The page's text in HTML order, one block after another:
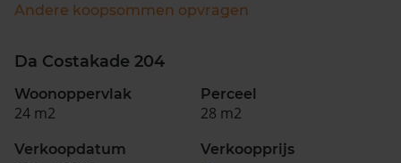
Andere koopsommen opvragen
Da Costakade 204
Woonoppervlak
24 m2
Perceel
28 m2
Verkoopdatum
Verkoopprijs